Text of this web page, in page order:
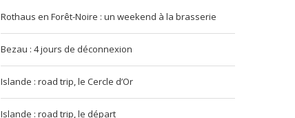
Rothaus en Forêt-Noire : un weekend à la brasserie
Bezau : 4 jours de déconnexion
Islande : road trip, le Cercle d’Or
Islande : road trip, le départ